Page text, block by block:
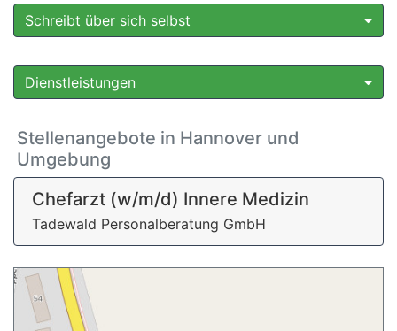
Schreibt über sich selbst
Dienstleistungen
Stellenangebote in Hannover und
Umgebung
Chefarzt (w/m/d) Innere Medizin
Tadewald Personalberatung GmbH